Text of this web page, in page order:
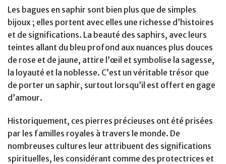
Les bagues en saphir sont bien plus que de simples
bijoux ; elles portent avec elles une richesse d’histoires
et de significations. La beauté des saphirs, avec leurs
teintes allant du bleu profond aux nuances plus douces
de rose et de jaune, attire l’œil et symbolise la sagesse,
la loyauté et la noblesse. C’est un véritable trésor que
de porter un saphir, surtout lorsqu’il est offert en gage
d’amour.
Historiquement, ces pierres précieuses ont été prisées
par les familles royales à travers le monde. De
nombreuses cultures leur attribuent des significations
spirituelles, les considérant comme des protectrices et